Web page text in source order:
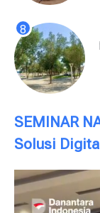
SEMINAR
Solusi